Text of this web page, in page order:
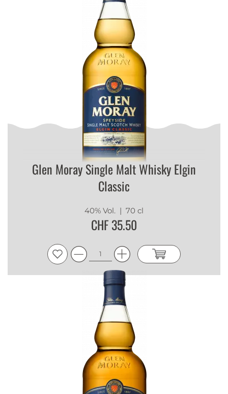
Glen Moray Single Malt Whisky Elgin
Classic
40% Vol. | 70 cl
CHF 35.50